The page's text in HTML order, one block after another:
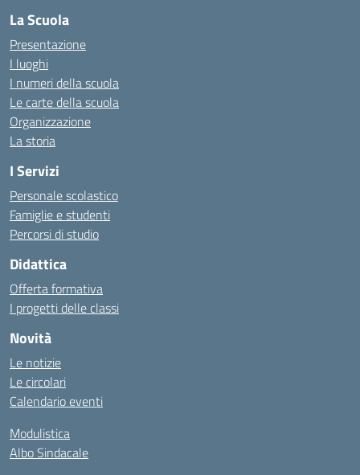
La Scuola
Presentazione
I luoghi
I numeri della scuola
Le carte della scuola
Organizzazione
La storia
I Servizi
Personale scolastico
Famiglie e studenti
Percorsi di studio
Didattica
Offerta formativa
I progetti delle classi
Novità
Le notizie
Le circolari
Calendario eventi
Modulistica
Albo Sindacale